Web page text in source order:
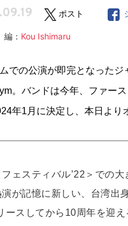
ポスト
： Kou Ishimaru
での公演が即完となった
。バンドは今年、ファー
年1月に決定し、本日より
ェスティバルʼ22＞での
が記憶に新しい、台湾出
ースしてから10周年を迎